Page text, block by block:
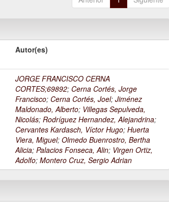
Autor(es)
JORGE FRANCISCO CERNA
CORTES;69892; Cerna Cortés, Jorge
Francisco; Cerna Cortés, Joel;Jiménez
Maldonado, Alberto; Villegas Sepulveda,
Nicolás;Rodríguez Hernandez, Alejandrina;
Cervantes Kardasch, Víctor Hugo;Huerta
Viera, Miguel;Olmedo Buenrostro, Bertha
Alicia;Palacios Fonseca, Alin; Virgen Ortiz,
Adolfo;Montero Cruz, Sergio Adrian